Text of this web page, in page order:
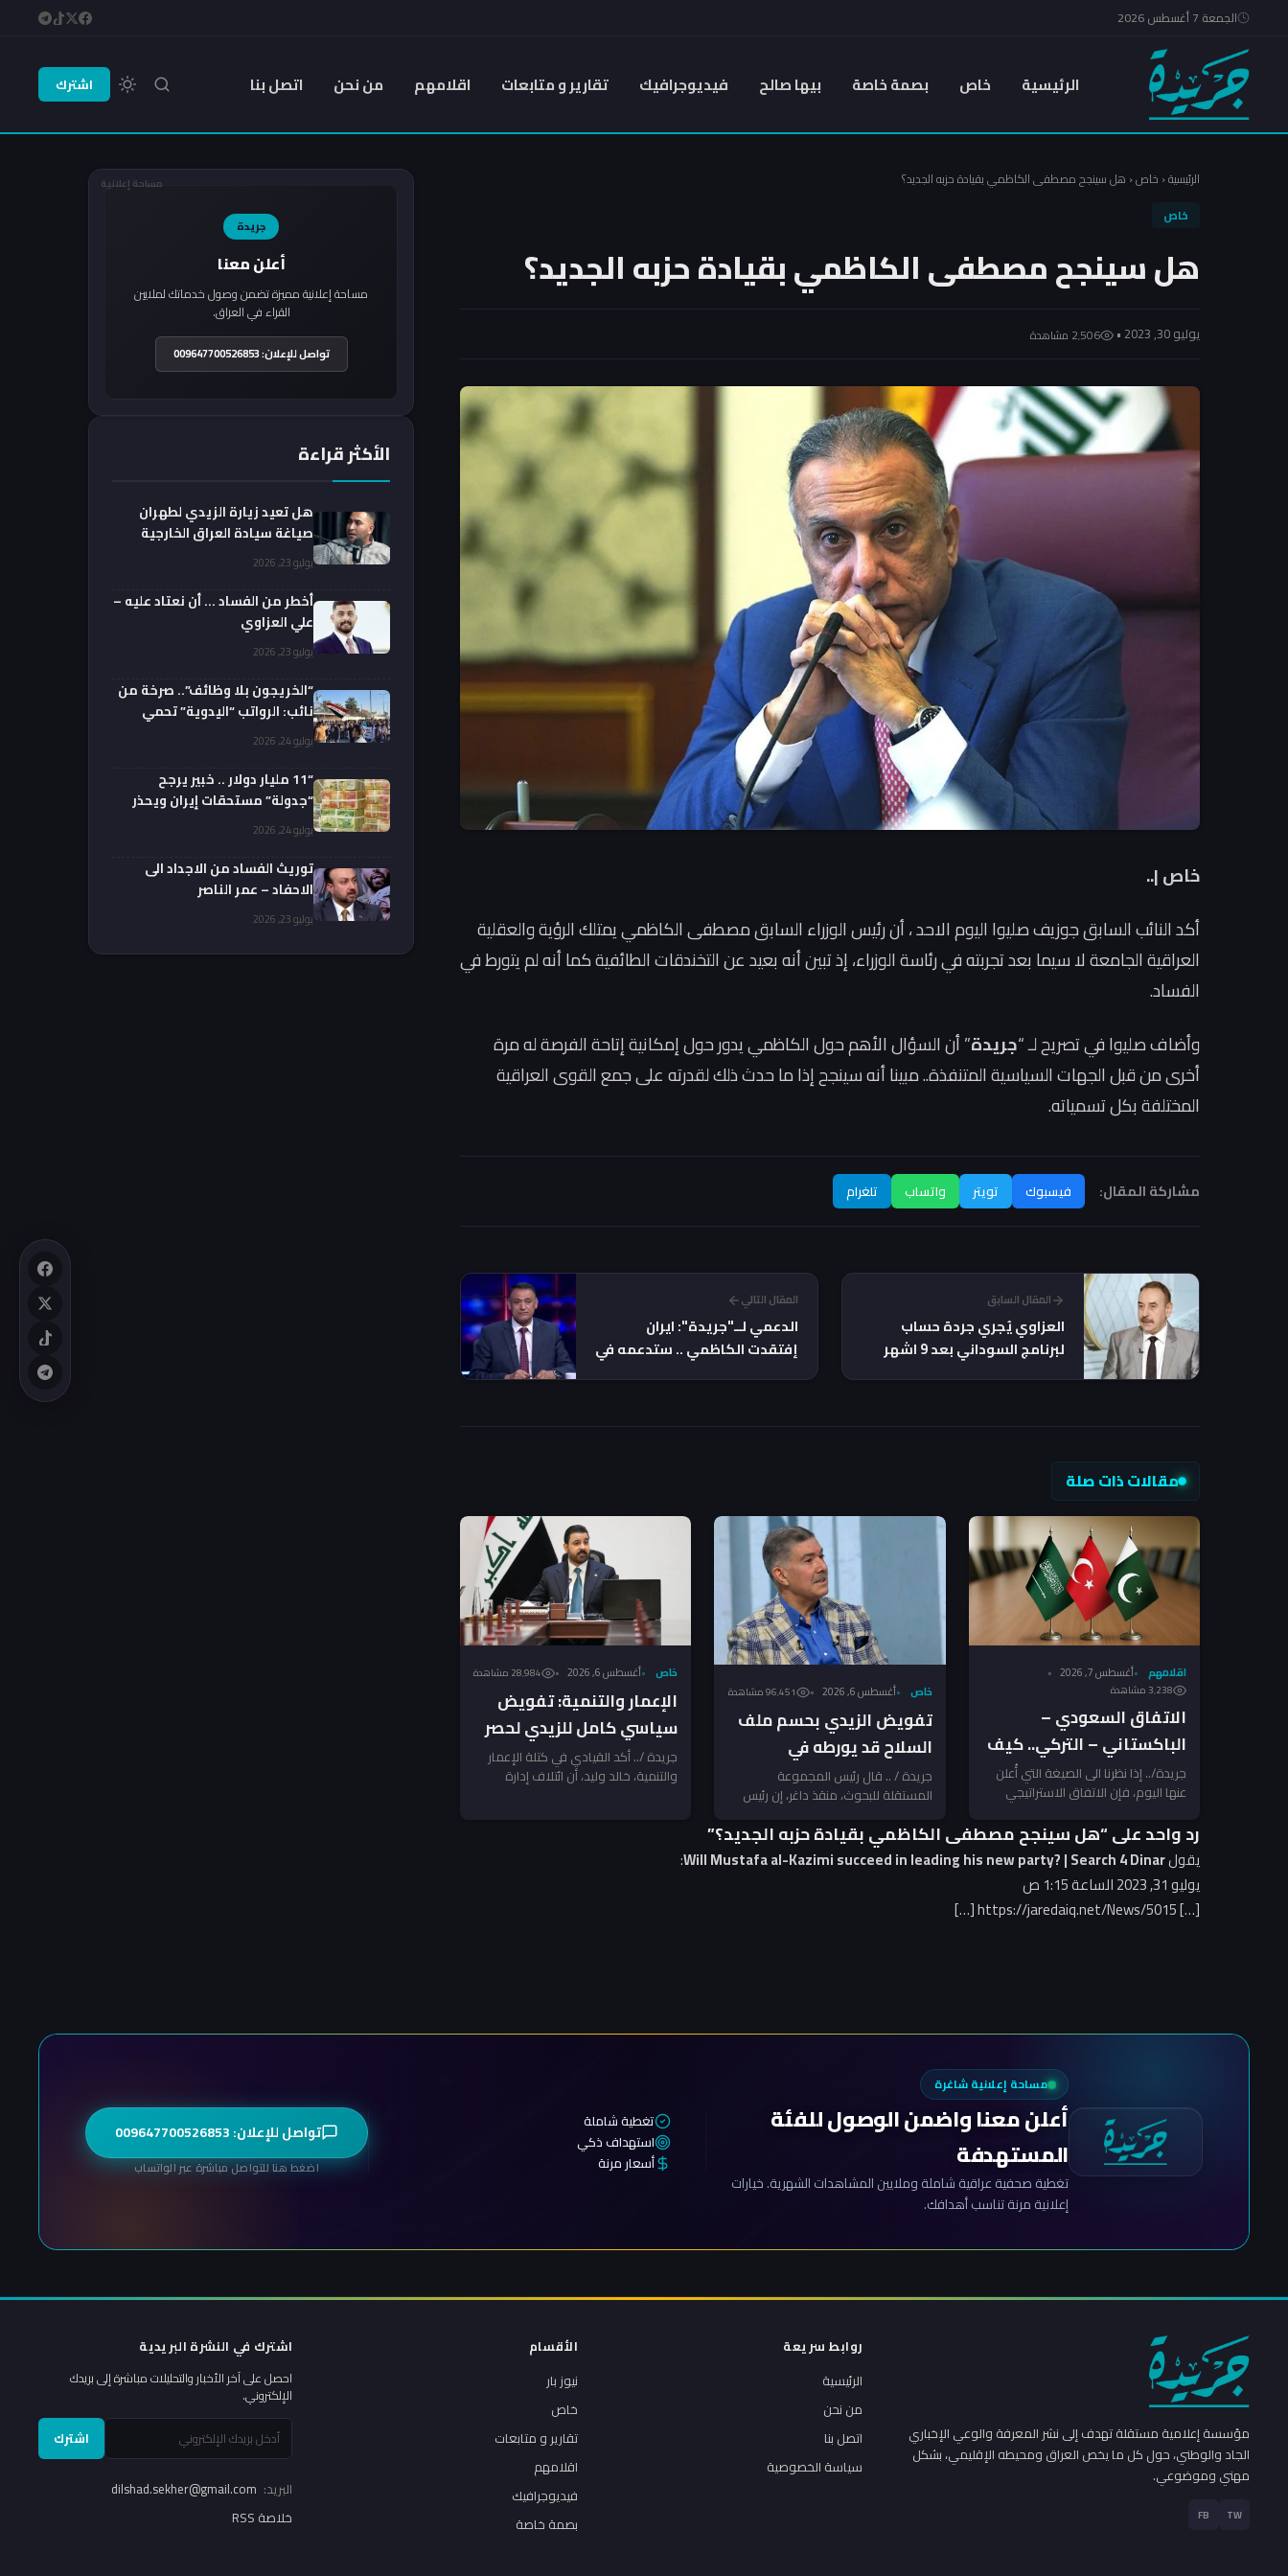
الجمعة 7 أغسطس 2026
الرئيسية خاص بصمة خاصة بيها صالح فيديوجرافيك تقارير و متابعات اقلامهم من نحن اتصل بنا اشترك
الرئيسية‹ خاص‹ هل سينجح مصطفى الكاظمي بقيادة حزبه الجديد؟
خاص
هل سينجح مصطفى الكاظمي بقيادة حزبه الجديد؟
يوليو 30, 2023 • 2٬506 مشاهدة
خاص |..
أكد النائب السابق جوزيف صليوا اليوم الاحد ، أن رئيس الوزراء السابق مصطفى الكاظمي يمتلك الرؤية والعقلية
العراقية الجامعة لا سيما بعد تجربته في رئاسة الوزراء، إذ تبين أنه بعيد عن التخندقات الطائفية كما أنه لم يتورط في
الفساد.
وأضاف صليوا في تصريح لـ “جريدة” أن السؤال الأهم حول الكاظمي يدور حول إمكانية إتاحة الفرصة له مرة
أخرى من قبل الجهات السياسية المتنفذة.. مبينا أنه سينجح إذا ما حدث ذلك لقدرته على جمع القوى العراقية
المختلفة بكل تسمياته.
مشاركة المقال: فيسبوك تويتر واتساب تلغرام
المقال السابق
العزاوي يُجري جردة حساب
لبرنامج السوداني بعد 9 اشهر
المقال التالي
الدعمي لــ"جريدة": ايران
إفتقدت الكاظمي .. ستدعمه في
مقالات ذات صلة
اقلامهم أغسطس 7, 2026
3٬238 مشاهدة
الاتفاق السعودي –
الباكستاني – التركي.. كيف
نقرأه؟
جريدة/.. إذا نظرنا الى الصيغة التي أُعلن
عنها اليوم، فإن الاتفاق الاستراتيجي
وباكستان...
خاص أغسطس 6, 2026 96٬451 مشاهدة
تفويض الزيدي بحسم ملف
السلاح قد يورطه في
مواجهة مع الفصائل
المرتبطة بإيران ـ منقذ داغر
جريدة / .. قال رئيس المجموعة
المستقلة للبحوث، منقذ داغر، إن رئيس
المسلحة...
خاص أغسطس 6, 2026 28٬984 مشاهدة
الإعمار والتنمية: تفويض
سياسي كامل للزيدي لحصر
السلاح بعد أيلول.. ومكافحة
الإرهاب تنتظر المخالفين!
جريدة /.. أكد القيادي في كتلة الإعمار
والتنمية، خالد وليد، أن ائتلاف إدارة
رد واحد على “هل سينجح مصطفى الكاظمي بقيادة حزبه الجديد؟”
يقولWill Mustafa al-Kazimi succeed in leading his new party? | Search 4 Dinar
:
يوليو 31, 2023 الساعة 1:15 ص
[…]
https://jaredaiq.net/News/5015
[…]
مساحة إعلانية
جريدة
أعلن معنا
مساحة إعلانية مميزة تضمن وصول خدماتك لملايين
القراء في العراق.
تواصل للإعلان: 009647700526853
الأكثر قراءة
هل تعيد زيارة الزيدي لطهران
صياغة سيادة العراق الخارجية
فعليا؟.. باحث يوضحيوليو 23, 2026
أخطر من الفساد … أن نعتاد عليه –
علي العزاوي
يوليو 23, 2026
“الخريجون بلا وظائف”.. صرخة من
نائب: الرواتب “اليدوية” تحمي
الفضائيين!يوليو 24, 2026
“11 مليار دولار .. خبير يرجح
“جدولة” مستحقات إيران ويحذر
من السداد الفورييوليو 24, 2026
توريث الفساد من الاجداد الى
الاحفاد – عمر الناصر
يوليو 23, 2026
مساحة إعلانية شاغرة
أعلن معنا واضمن الوصول للفئة
المستهدفة
تغطية صحفية عراقية شاملة وملايين المشاهدات الشهرية. خيارات
إعلانية مرنة تناسب أهدافك.
تغطية شاملة
استهداف ذكي
أسعار مرنة
تواصل للإعلان: 009647700526853
اضغط هنا للتواصل مباشرة عبر الواتساب
مؤسسة إعلامية مستقلة تهدف إلى نشر المعرفة والوعي الإخباري
الجاد والوطني، حول كل ما يخص العراق ومحيطه الإقليمي، بشكل
مهني وموضوعي.
TW
FB
روابط سريعة
الرئيسية
من نحن
اتصل بنا
سياسة الخصوصية
الأقسام
نيوز بار
خاص
تقارير و متابعات
اقلامهم
فيديوجرافيك
بصمة خاصة
اشترك في النشرة البريدية
احصل على آخر الأخبار والتحليلات مباشرة إلى بريدك
الإلكتروني.
اشترك
البريد:
خلاصة RSS